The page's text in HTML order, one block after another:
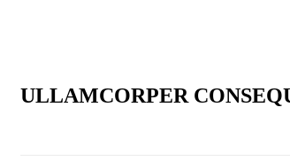
ULLAMCORPER